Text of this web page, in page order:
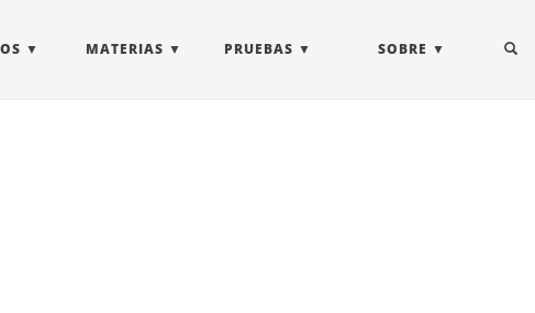
MATERIAS PRUEBAS SOBRE